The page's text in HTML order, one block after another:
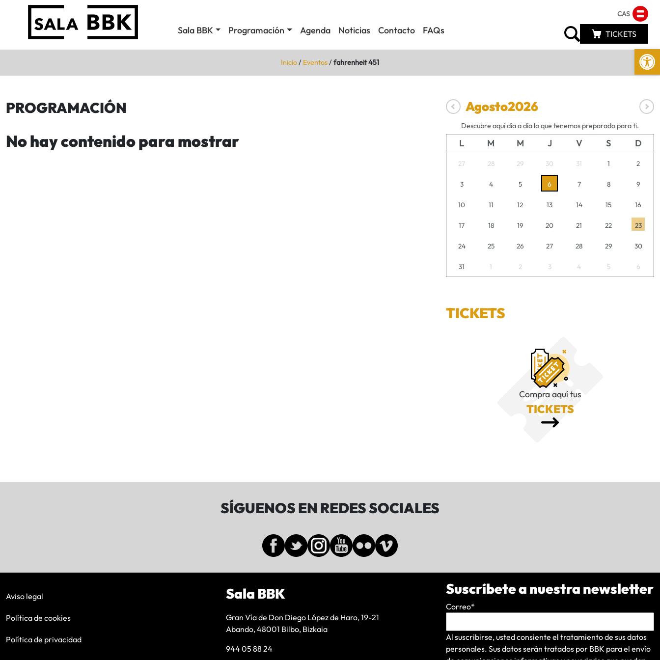
Abrir
Sala BBK Programación Agenda Noticias Contacto FAQs
CAS
TICKETS
Inicio/ Eventos/fahrenheit 451
PROGRAMACIÓN
No hay contenido para mostrar
Agosto2026
Descubre aquí día a día lo que tenemos preparado para ti.
L M M J V S D
27 28 29 30 31 1 2
3 4 5 6 7 8 9
10 11 12 13 14 15 16
17 18 19 20 21 22 23
24 25 26 27 28 29 30
31 1 2 3 4 5 6
TICKETS
Compra aquí tus
TICKETS
SÍGUENOS EN REDES SOCIALES
Aviso legal
Política de cookies
Política de privacidad
Sala BBK
Gran Vía de Don Diego López de Haro, 19-21
Abando, 48001 Bilbo, Bizkaia
944 05 88 24
Suscríbete a nuestra newsletter
Correo*
Al suscribirse, usted consiente el tratamiento de sus datos
personales. Sus datos serán tratados por BBK para el envío